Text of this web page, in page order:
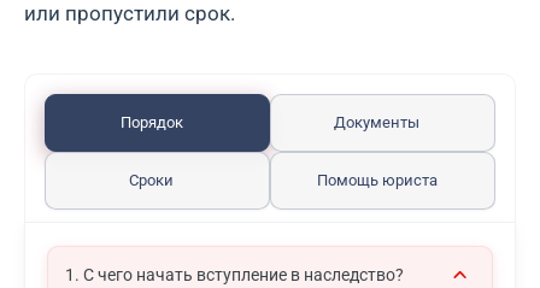
или пропустили срок.
Порядок Документы
Сроки Помощь юриста
1. С чего начать вступление в наследство?